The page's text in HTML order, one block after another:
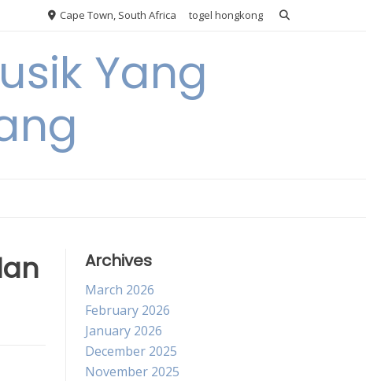
Cape Town, South Africa togel hongkong
Yang
Archives
March 2026
February 2026
January 2026
December 2025
November 2025